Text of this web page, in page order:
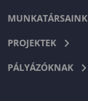
MUNKATÁRSAINK
PROJEKTEK
PÁLYÁZÓKNAK